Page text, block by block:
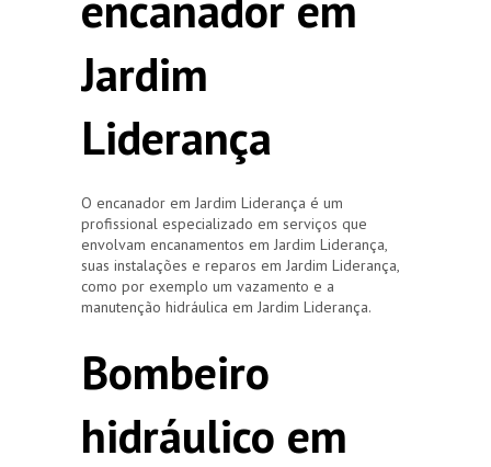
Jardim
Liderança
O encanador em Jardim Liderança é um
profissional especializado em serviços que
envolvam encanamentos em Jardim Liderança,
suas instalações e reparos em Jardim Liderança,
como por exemplo um vazamento e a
manutenção hidráulica em Jardim Liderança.
Bombeiro
hidráulico em